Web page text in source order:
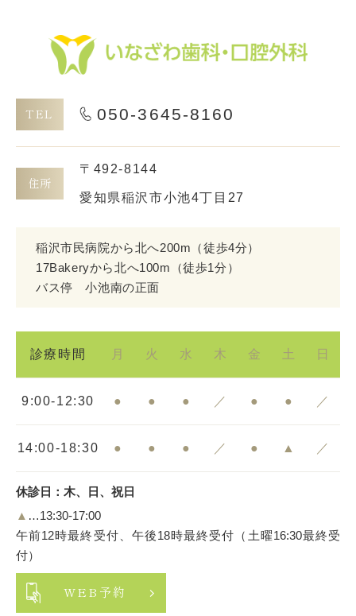
TEL 050-3645-8160
住所
〒492-8144
愛知県稲沢市小池4丁目27
稲沢市民病院から北へ200m （徒歩4分）
17Bakeryから北へ100m（徒歩1分）
バス停 小池南の正面
診療時間 月 火 水 木 金 土 日
9:00-12:30 ● ● ● ／ ● ● ／
14:00-18:30 ● ● ● ／ ● ▲ ／
休診日：木、日、祝日
▲ …13:30-17:00
午前12時最終受付、午後18時最終受付（土曜16:30最終受
付）
WEB予約